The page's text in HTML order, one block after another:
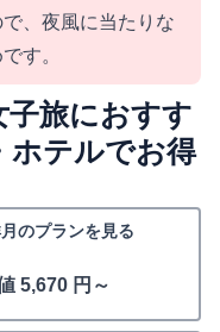
、夜風に当たりな
す。
旅におすす
ホテルでお得
のプランを見る
5,670 円～